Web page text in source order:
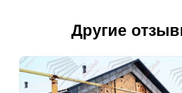
Другие